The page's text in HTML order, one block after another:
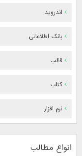
اندروید
بانک اطلاعاتی
قالب
کتاب
نرم افزار
انواع مطالب